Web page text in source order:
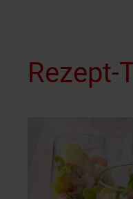
Rezept-